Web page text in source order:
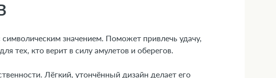
значением. Поможет привлечь удачу,
тех, кто верит в силу амулетов и оберегов.
Лёгкий, утончённый дизайн делает его